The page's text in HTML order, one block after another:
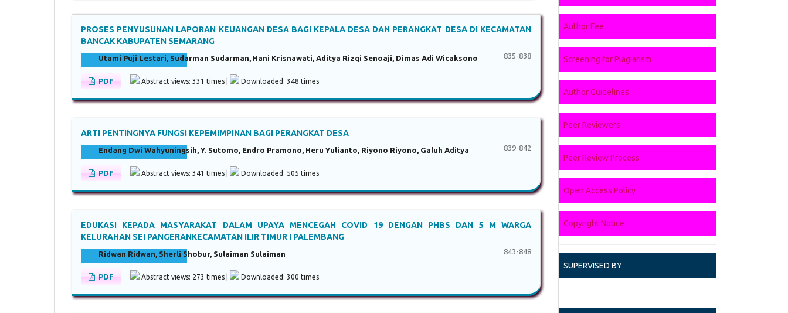
PROSES PENYUSUNAN LAPORAN KEUANGAN DESA BAGI KEPALA DESA DAN PERANGKAT DESA DI KECAMATAN
BANCAK KABUPATEN SEMARANG
Utami Puji Lestari, Sudarman Sudarman, Hani Krisnawati, Aditya Rizqi Senoaji, Dimas Adi Wicaksono 835-838
PDF Abstract views: 331 times | Downloaded: 348 times
ARTI PENTINGNYA FUNGSI KEPEMIMPINAN BAGI PERANGKAT DESA
Endang Dwi Wahyuningsih, Y. Sutomo, Endro Pramono, Heru Yulianto, Riyono Riyono, Galuh Aditya 839-842
PDF Abstract views: 341 times | Downloaded: 505 times
EDUKASI KEPADA MASYARAKAT DALAM UPAYA MENCEGAH COVID 19 DENGAN PHBS DAN 5 M WARGA
KELURAHAN SEI PANGERANKECAMATAN ILIR TIMUR I PALEMBANG
Ridwan Ridwan, Sherli Shobur, Sulaiman Sulaiman 843-848
PDF Abstract views: 273 times | Downloaded: 300 times
Author Fee
Screening for Plagiarism
Author Guidelines
Peer Reviewers
Peer Review Process
Open Access Policy
Copyright Notice
SUPERVISED BY